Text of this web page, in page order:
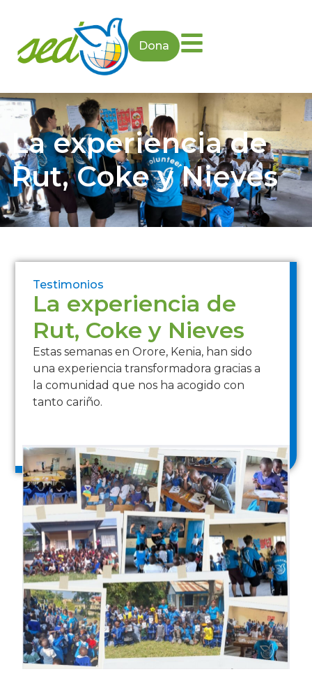
Dona
La experiencia de
Rut, Coke y Nieves
Testimonios
La experiencia de
Rut, Coke y Nieves
Estas semanas en Orore, Kenia, han sido
una experiencia transformadora gracias a
la comunidad que nos ha acogido con
tanto cariño.